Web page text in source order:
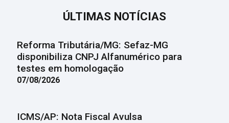
ÚLTIMAS NOTÍCIAS
Reforma Tributária/MG: Sefaz-MG
disponibiliza CNPJ Alfanumérico para
testes em homologação
07/08/2026
ICMS/AP: Nota Fiscal Avulsa